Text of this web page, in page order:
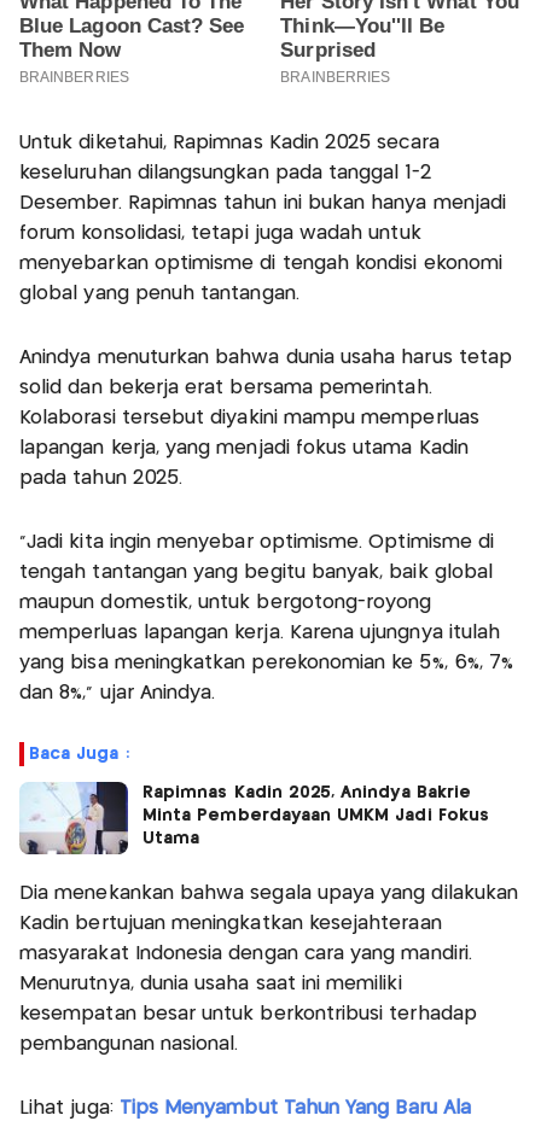
Untuk diketahui, Rapimnas Kadin 2025 secara
keseluruhan dilangsungkan pada tanggal 1-2
Desember. Rapimnas tahun ini bukan hanya menjadi
forum konsolidasi, tetapi juga wadah untuk
menyebarkan optimisme di tengah kondisi ekonomi
global yang penuh tantangan.
Anindya menuturkan bahwa dunia usaha harus tetap
solid dan bekerja erat bersama pemerintah.
Kolaborasi tersebut diyakini mampu memperluas
lapangan kerja, yang menjadi fokus utama Kadin
pada tahun 2025.
“Jadi kita ingin menyebar optimisme. Optimisme di
tengah tantangan yang begitu banyak, baik global
maupun domestik, untuk bergotong-royong
memperluas lapangan kerja. Karena ujungnya itulah
yang bisa meningkatkan perekonomian ke 5%, 6%, 7%
dan 8%,” ujar Anindya.
Baca Juga :
Rapimnas Kadin 2025, Anindya Bakrie
Minta Pemberdayaan UMKM Jadi Fokus
Utama
Dia menekankan bahwa segala upaya yang dilakukan
Kadin bertujuan meningkatkan kesejahteraan
masyarakat Indonesia dengan cara yang mandiri.
Menurutnya, dunia usaha saat ini memiliki
kesempatan besar untuk berkontribusi terhadap
pembangunan nasional.
Lihat juga: Tips Menyambut Tahun Yang Baru Ala